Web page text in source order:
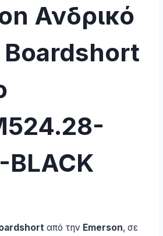
Ανδρικό
BLACK
από την Emerson, σε